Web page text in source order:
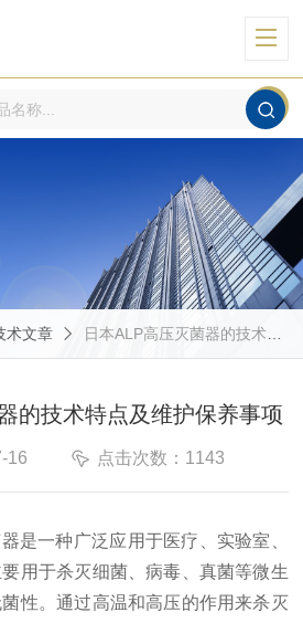
术文章 日本ALP高压灭菌器的技术特点及维护保养事项
的技术特点及维护保养事项
16 点击次数：1143
一种广泛应用于医疗、实验室、
用于杀灭细菌、病毒、真菌等微生
性。通过高温和高压的作用来杀灭